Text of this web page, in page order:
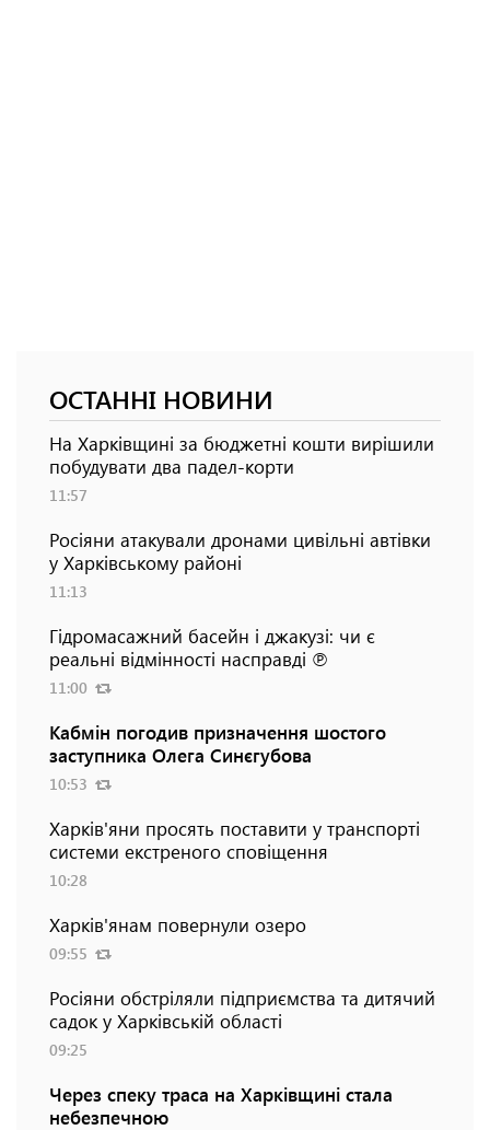
ОСТАННІ НОВИНИ
На Харківщині за бюджетні кошти вирішили
побудувати два падел-корти
11:57
Росіяни атакували дронами цивільні автівки
у Харківському районі
11:13
Гідромасажний басейн і джакузі: чи є
реальні відмінності насправді ℗
11:00
Кабмін погодив призначення шостого
заступника Олега Синєгубова
10:53
Харків'яни просять поставити у транспорті
системи екстреного сповіщення
10:28
Харків'янам повернули озеро
09:55
Росіяни обстріляли підприємства та дитячий
садок у Харківській області
09:25
Через спеку траса на Харківщині стала
небезпечною